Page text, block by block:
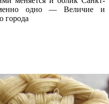
одно — Величие и
города